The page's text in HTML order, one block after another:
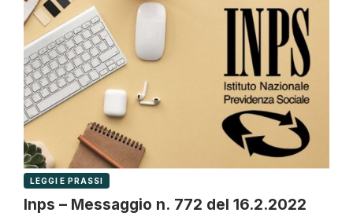
LEGGI E PRASSI
Inps – Messaggio n. 772 del 16.2.2022